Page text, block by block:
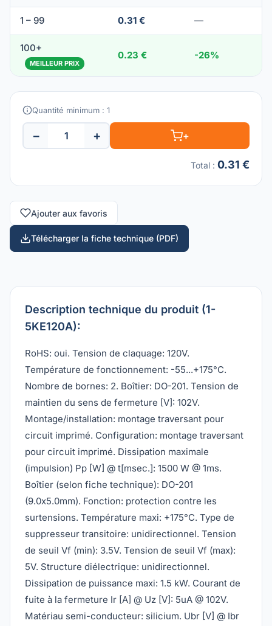
1 – 99 0.31 € —
100+
MEILLEUR PRIX
0.23 € -26%
Quantité minimum : 1
− + +
Total : 0.31 €
Ajouter aux favoris
Télécharger la fiche technique (PDF)
Description technique du produit (1-
5KE120A):
RoHS: oui. Tension de claquage: 120V.
Température de fonctionnement: -55...+175°C.
Nombre de bornes: 2. Boîtier: DO-201. Tension de
maintien du sens de fermeture [V]: 102V.
Montage/installation: montage traversant pour
circuit imprimé. Configuration: montage traversant
pour circuit imprimé. Dissipation maximale
(impulsion) Pp [W] @ t[msec.]: 1500 W @ 1ms.
Boîtier (selon fiche technique): DO-201
(9.0x5.0mm). Fonction: protection contre les
surtensions. Température maxi: +175°C. Type de
suppresseur transitoire: unidirectionnel. Tension
de seuil Vf (min): 3.5V. Tension de seuil Vf (max):
5V. Structure diélectrique: unidirectionnel.
Dissipation de puissance maxi: 1.5 kW. Courant de
fuite à la fermeture Ir [A] @ Uz [V]: 5uA @ 102V.
Matériau semi-conducteur: silicium. Ubr [V] @ Ibr